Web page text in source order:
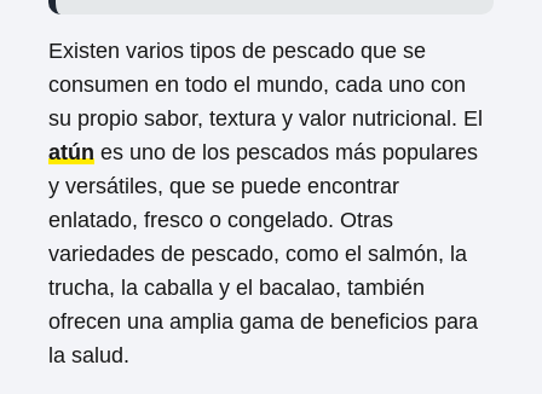
Existen varios tipos de pescado que se
consumen en todo el mundo, cada uno con
su propio sabor, textura y valor nutricional. El
atún es uno de los pescados más populares
y versátiles, que se puede encontrar
enlatado, fresco o congelado. Otras
variedades de pescado, como el salmón, la
trucha, la caballa y el bacalao, también
ofrecen una amplia gama de beneficios para
la salud.